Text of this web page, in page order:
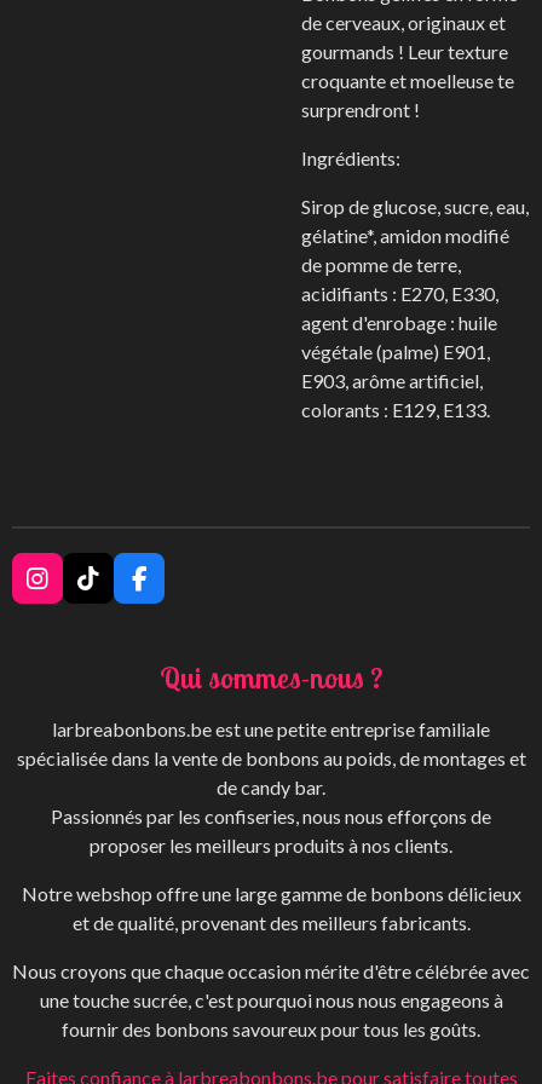
de cerveaux, originaux et
gourmands ! Leur texture
croquante et moelleuse te
surprendront !
Ingrédients:
Sirop de glucose, sucre, eau,
gélatine*, amidon modifié
de pomme de terre,
acidifiants : E270, E330,
agent d'enrobage : huile
végétale (palme) E901,
E903, arôme artificiel,
colorants : E129, E133.
I
n
a
m
T
i
F
a
o
Qui sommes-nous ?
larbreabonbons.be est une petite entreprise familiale
spécialisée dans la vente de bonbons au poids, de montages et
de candy bar.
Passionnés par les confiseries, nous nous efforçons de
proposer les meilleurs produits à nos clients.
Notre webshop offre une large gamme de bonbons délicieux
et de qualité, provenant des meilleurs fabricants.
Nous croyons que chaque occasion mérite d'être célébrée avec
une touche sucrée, c'est pourquoi nous nous engageons à
fournir des bonbons savoureux pour tous les goûts.
Faites confiance à larbreabonbons.be pour satisfaire toutes